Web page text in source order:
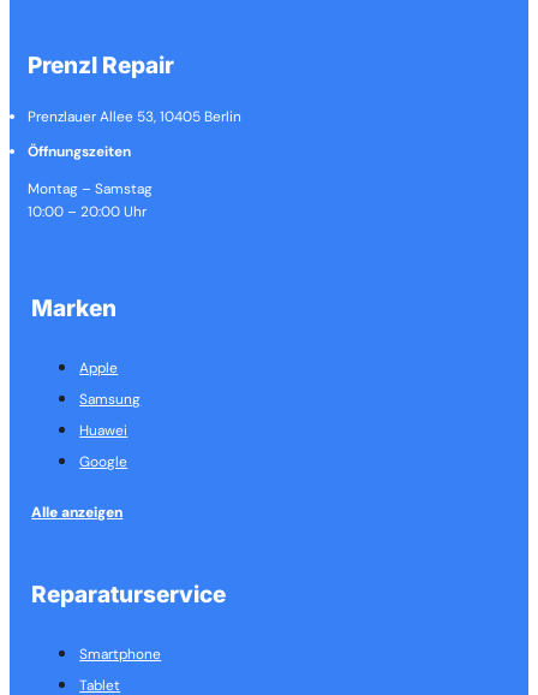
Prenzl Repair
Prenzlauer Allee 53, 10405 Berlin
Öffnungszeiten
Montag – Samstag
10:00 – 20:00 Uhr
Marken
Apple
Samsung
Huawei
Google
Alle anzeigen
Reparaturservice
Smartphone
Tablet